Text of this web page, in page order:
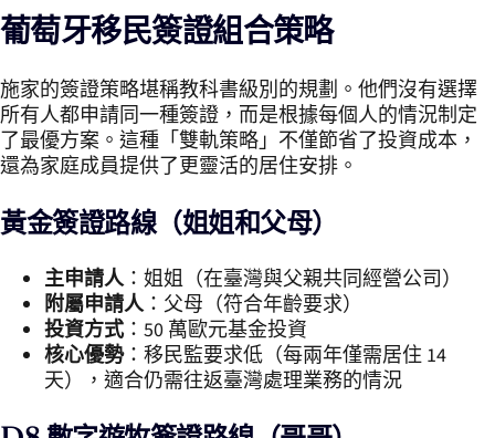
葡萄牙移民簽證組合策略
施家的簽證策略堪稱教科書級別的規劃。他們沒有選擇
所有人都申請同一種簽證，而是根據每個人的情況制定
了最優方案。這種「雙軌策略」不僅節省了投資成本，
還為家庭成員提供了更靈活的居住安排。
黃金簽證路線（姐姐和父母）
主申請人：姐姐（在臺灣與父親共同經營公司）
附屬申請人：父母（符合年齡要求）
投資方式：50 萬歐元基金投資
核心優勢：移民監要求低（每兩年僅需居住 14
天），適合仍需往返臺灣處理業務的情況